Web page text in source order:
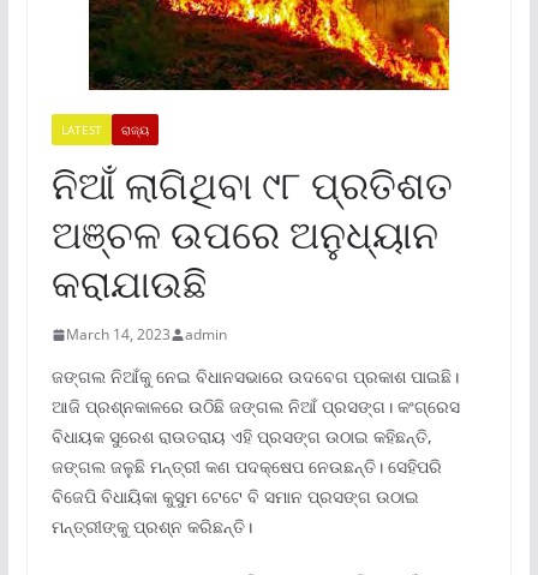
LATEST ରାଜ୍ୟ
ନିଆଁ ଲାଗିଥିବା ୯୮ ପ୍ରତିଶତ
ଅଞ୍ଚଳ ଉପରେ ଅନୁଧ୍ୟାନ
କରାଯାଉଛି
March 14, 2023 admin
ଜଙ୍ଗଲ ନିଆଁକୁ ନେଇ ବିଧାନସଭାରେ ଉଦବେଗ ପ୍ରକାଶ ପାଇଛି।
ଆଜି ପ୍ରଶ୍ନକାଳରେ ଉଠିଛି ଜଙ୍ଗଲ ନିଆଁ ପ୍ରସଙ୍ଗ। କଂଗ୍ରେସ
ବିଧାୟକ ସୁରେଶ ରାଉତରାୟ ଏହି ପ୍ରସଙ୍ଗ ଉଠାଇ କହିଛନ୍ତି,
ଜଙ୍ଗଲ ଜଳୁଛି ମନ୍ତ୍ରୀ କଣ ପଦକ୍ଷେପ ନେଉଛନ୍ତି। ସେହିପରି
ବିଜେପି ବିଧାୟିକା କୁସୁମ ଟେଟେ ବି ସମାନ ପ୍ରସଙ୍ଗ ଉଠାଇ
ମନ୍ତ୍ରୀଙ୍କୁ ପ୍ରଶ୍ନ କରିଛନ୍ତି।